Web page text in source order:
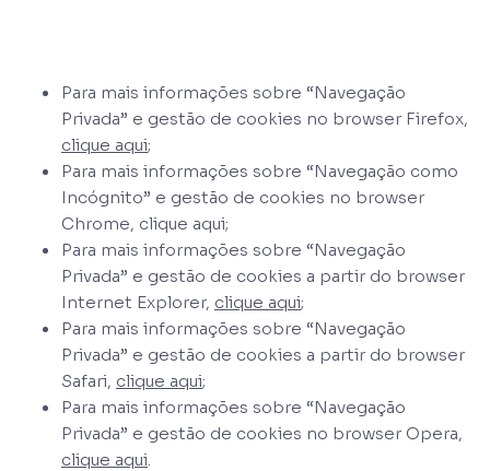
Para mais informações sobre “Navegação
Privada” e gestão de cookies no browser Firefox,
clique aqui;
Para mais informações sobre “Navegação como
Incógnito” e gestão de cookies no browser
Chrome, clique aqui;
Para mais informações sobre “Navegação
Privada” e gestão de cookies a partir do browser
Internet Explorer, clique aqui;
Para mais informações sobre “Navegação
Privada” e gestão de cookies a partir do browser
Safari, clique aqui;
Para mais informações sobre “Navegação
Privada” e gestão de cookies no browser Opera,
clique aqui.